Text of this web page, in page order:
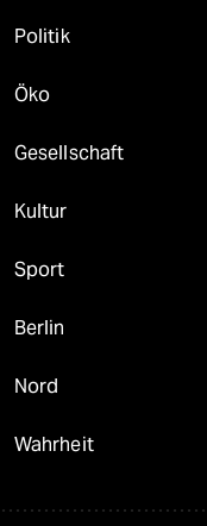
Politik
Öko
Gesellschaft
Kultur
Sport
Berlin
Nord
Wahrheit